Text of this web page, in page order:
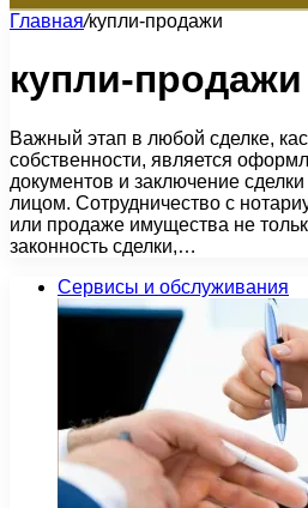
Главная/купли-продажи
купли-продажи
Важный этап в любой сделке,
собственности, является
документов и заключение
лицом. Сотрудничество с
или продаже имущества не
законность сделки,…
Сервисы и обслуживания